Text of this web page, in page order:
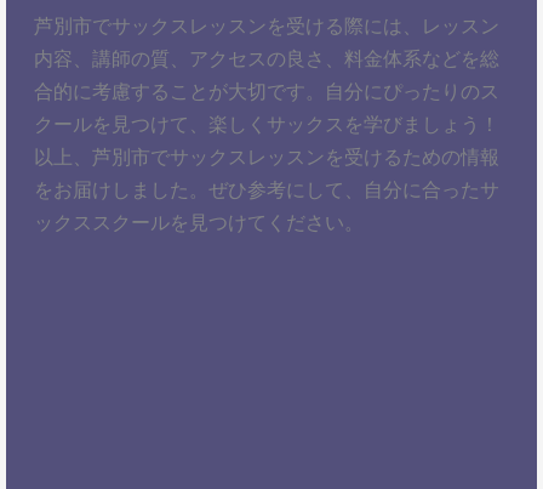
芦別市でサックスレッスンを受ける際には、レッスン
内容、講師の質、アクセスの良さ、料金体系などを総
合的に考慮することが大切です。自分にぴったりのス
クールを見つけて、楽しくサックスを学びましょう！
以上、芦別市でサックスレッスンを受けるための情報
をお届けしました。ぜひ参考にして、自分に合ったサ
ックススクールを見つけてください。